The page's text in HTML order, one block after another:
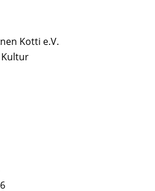
Kotti e.V.